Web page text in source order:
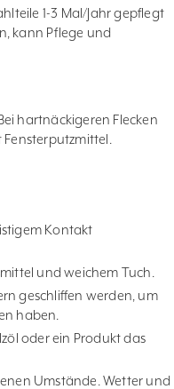
1-3 Mal/Jahr gepflegt
kann Pflege und
hartnäckigeren Flecken
Kontakt
und weichem Tuch.
geschliffen werden, um
haben.
oder ein Produkt das
Umstände. Wetter und